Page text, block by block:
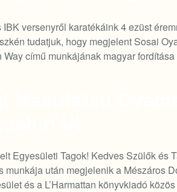
versenyről karatékáink 4 ezüst
tudatjuk, hogy megjelent Sosai
Way című munkájának magyar
Egyesületi Tagok! Kedves Szülők és
munkája után megjelenik a Mészáros
és a L’Harmattan könyvkiadó